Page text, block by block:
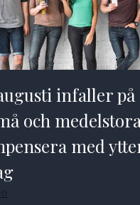
infaller
och
med